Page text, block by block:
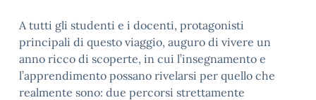
A tutti gli studenti e i docenti, protagonisti
principali di questo viaggio, auguro di vivere un
anno ricco di scoperte, in cui l’insegnamento e
l’apprendimento possano rivelarsi per quello che
realmente sono: due percorsi strettamente